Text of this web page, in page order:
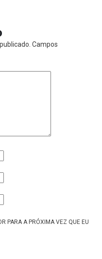
Campos
PARA A PRÓXIMA VEZ QUE EU